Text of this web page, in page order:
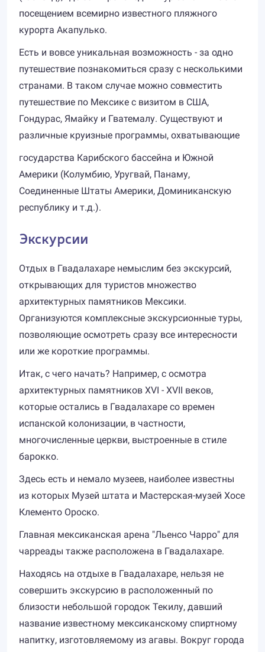
посещением всемирно известного пляжного
курорта Акапулько.
Есть и вовсе уникальная возможность - за одно
путешествие познакомиться сразу с несколькими
странами. В таком случае можно совместить
путешествие по Мексике с визитом в США,
Гондурас, Ямайку и Гватемалу. Существуют и
различные круизные программы, охватывающие
государства Карибского бассейна и Южной
Америки (Колумбию, Уругвай, Панаму,
Соединенные Штаты Америки, Доминиканскую
республику и т.д.).
Экскурсии
Отдых в Гвадалахаре немыслим без экскурсий,
открывающих для туристов множество
архитектурных памятников Мексики.
Организуются комплексные экскурсионные туры,
позволяющие осмотреть сразу все интересности
или же короткие программы.
Итак, с чего начать? Например, с осмотра
архитектурных памятников XVI - XVII веков,
которые остались в Гвадалахаре со времен
испанской колонизации, в частности,
многочисленные церкви, выстроенные в стиле
барокко.
Здесь есть и немало музеев, наиболее известны
из которых Музей штата и Мастерская-музей Хосе
Клементо Ороско.
Главная мексиканская арена "Льенсо Чарро" для
чарреады также расположена в Гвадалахаре.
Находясь на отдыхе в Гвадалахаре, нельзя не
совершить экскурсию в расположенный по
близости небольшой городок Текилу, давший
название известному мексиканскому спиртному
напитку, изготовляемому из агавы. Вокруг города